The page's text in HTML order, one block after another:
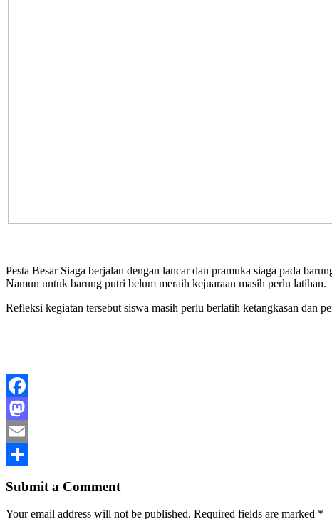
Pesta Besar Siaga berjalan dengan lancar dan pramuka siaga pada
Namun untuk barung putri belum meraih kejuaraan masih perlu latihan.
Refleksi kegiatan tersebut siswa masih perlu berlatih ketangkasan dan
Facebook
Mastodon
Email
Submit a Comment
Your email address will not be published. Required fields are marked *